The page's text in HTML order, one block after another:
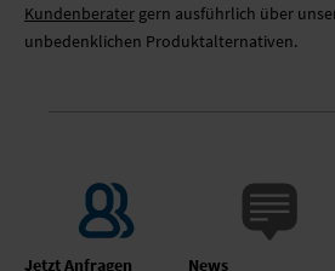
Kundenberater gern ausführlich über
unbedenklichen Produktalternativen.
Jetzt Anfragen News